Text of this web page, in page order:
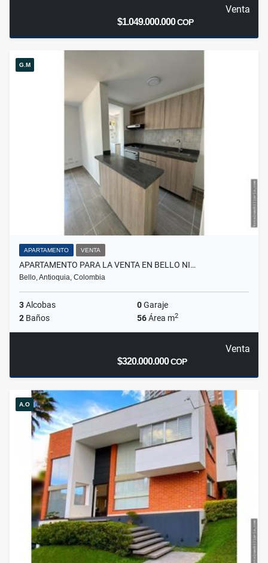
Venta
$1.049.000.000COP
G.M
APARTAMENTO VENTA
APARTAMENTO PARA LA VENTA EN BELLO NI…
Bello, Antioquia, Colombia
3Alcobas 0Garaje
2 Baños 56Área m2
Venta
$320.000.000COP
A.O